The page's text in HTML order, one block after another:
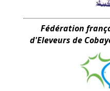
Fédération
d'Eleveurs de